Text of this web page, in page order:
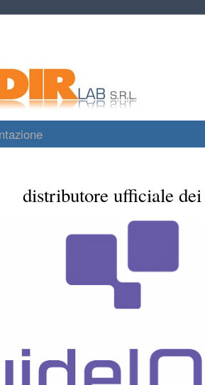
distributore ufficiale